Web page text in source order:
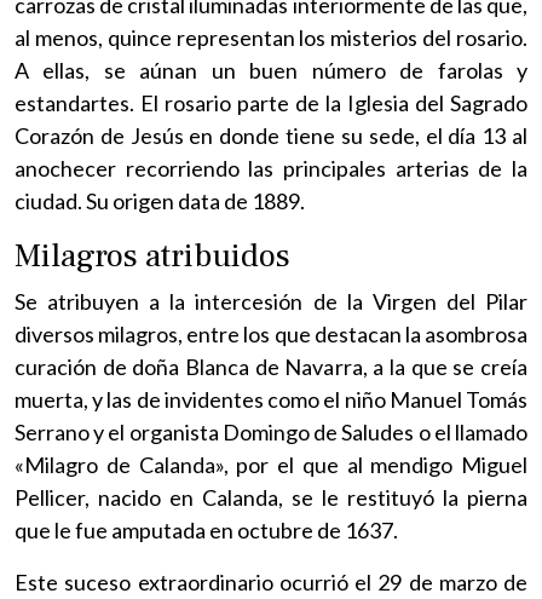
al menos, quince representan los misterios del rosario.
A ellas, se aúnan un buen número de farolas y
estandartes. El rosario parte de la Iglesia del Sagrado
Corazón de Jesús en donde tiene su sede, el día 13 al
anochecer recorriendo las principales arterias de la
ciudad. Su origen data de 1889.
Milagros atribuidos
Se atribuyen a la intercesión de la Virgen del Pilar
diversos milagros, entre los que destacan la asombrosa
curación de doña Blanca de Navarra, a la que se creía
muerta, y las de invidentes como el niño Manuel Tomás
Serrano y el organista Domingo de Saludes o el llamado
«Milagro de Calanda», por el que al mendigo Miguel
Pellicer, nacido en Calanda, se le restituyó la pierna
que le fue amputada en octubre de 1637.
Este suceso extraordinario ocurrió el 29 de marzo de